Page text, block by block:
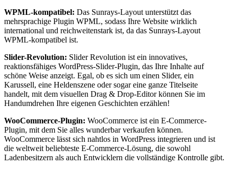
WPML-kompatibel: Das Sunrays-Layout unterstützt das
mehrsprachige Plugin WPML, sodass Ihre Website wirklich
international und reichweitenstark ist, da das Sunrays-Layout
WPML-kompatibel ist.
Slider-Revolution: Slider Revolution ist ein innovatives,
reaktionsfähiges WordPress-Slider-Plugin, das Ihre Inhalte auf
schöne Weise anzeigt. Egal, ob es sich um einen Slider, ein
Karussell, eine Heldenszene oder sogar eine ganze Titelseite
handelt, mit dem visuellen Drag & Drop-Editor können Sie im
Handumdrehen Ihre eigenen Geschichten erzählen!
WooCommerce-Plugin: WooCommerce ist ein E-Commerce-
Plugin, mit dem Sie alles wunderbar verkaufen können.
WooCommerce lässt sich nahtlos in WordPress integrieren und ist
die weltweit beliebteste E-Commerce-Lösung, die sowohl
Ladenbesitzern als auch Entwicklern die vollständige Kontrolle gibt.